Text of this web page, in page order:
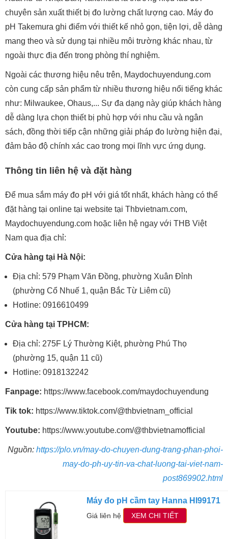
chuyên sản xuất thiết bị đo lường chất lượng cao. Máy đo
pH Takemura ghi điểm với thiết kế nhỏ gọn, tiện lợi, dễ dàng
mang theo và sử dụng tại nhiều môi trường khác nhau, từ
ngoài thực địa đến trong phòng thí nghiệm.
Ngoài các thương hiệu nêu trên, Maydochuyendung.com
còn cung cấp sản phẩm từ nhiều thương hiệu nổi tiếng khác
như: Milwaukee, Ohaus,... Sự đa dạng này giúp khách hàng
dễ dàng lựa chọn thiết bị phù hợp với nhu cầu và ngân
sách, đồng thời tiếp cận những giải pháp đo lường hiện đại,
đảm bảo độ chính xác cao trong mọi lĩnh vực ứng dụng.
Thông tin liên hệ và đặt hàng
Để mua sắm máy đo pH với giá tốt nhất, khách hàng có thể
đặt hàng tại online tại website tại Thbvietnam.com,
Maydochuyendung.com hoặc liên hệ ngay với THB Việt
Nam qua địa chỉ:
Cửa hàng tại Hà Nội:
Địa chỉ: 579 Phạm Văn Đồng, phường Xuân Đỉnh
(phường Cổ Nhuế 1, quận Bắc Từ Liêm cũ)
Hotline: 0916610499
Cửa hàng tại TPHCM:
Địa chỉ: 275F Lý Thường Kiệt, phường Phú Thọ
(phường 15, quận 11 cũ)
Hotline: 0918132242
Fanpage: https://www.facebook.com/maydochuyendung
Tik tok: https://www.tiktok.com/@thbvietnam_official
Youtube: https://www.youtube.com/@thbvietnamofficial
Nguồn: https://plo.vn/may-do-chuyen-dung-trang-phan-phoi-
may-do-ph-uy-tin-va-chat-luong-tai-viet-nam-
post869902.html
Máy đo pH cầm tay Hanna HI99171
Giá liên hệ XEM CHI TIẾT